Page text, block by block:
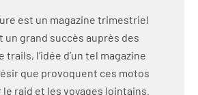
est un magazine trimestriel
un grand succès auprès des
trails, l’idée d’un tel magazine
que provoquent ces motos
raid et les voyages lointains.